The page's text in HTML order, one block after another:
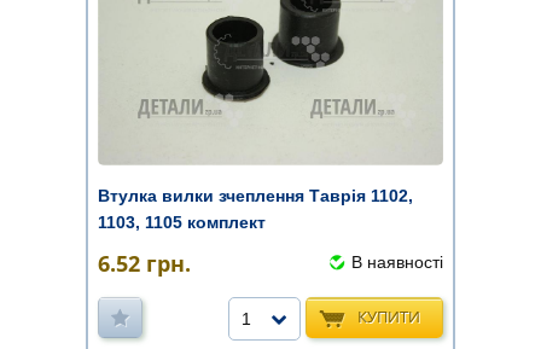
Втулка вилки зчеплення Таврія 1102,
1103, 1105 комплект
6.52 грн. В наявності
КУПИТИ
1